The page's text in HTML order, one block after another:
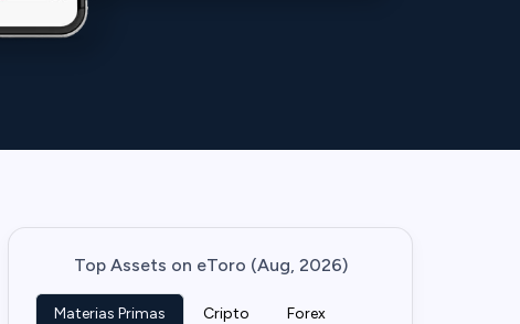
Top Assets on eToro (Aug, 2026)
Materias Primas Cripto Forex